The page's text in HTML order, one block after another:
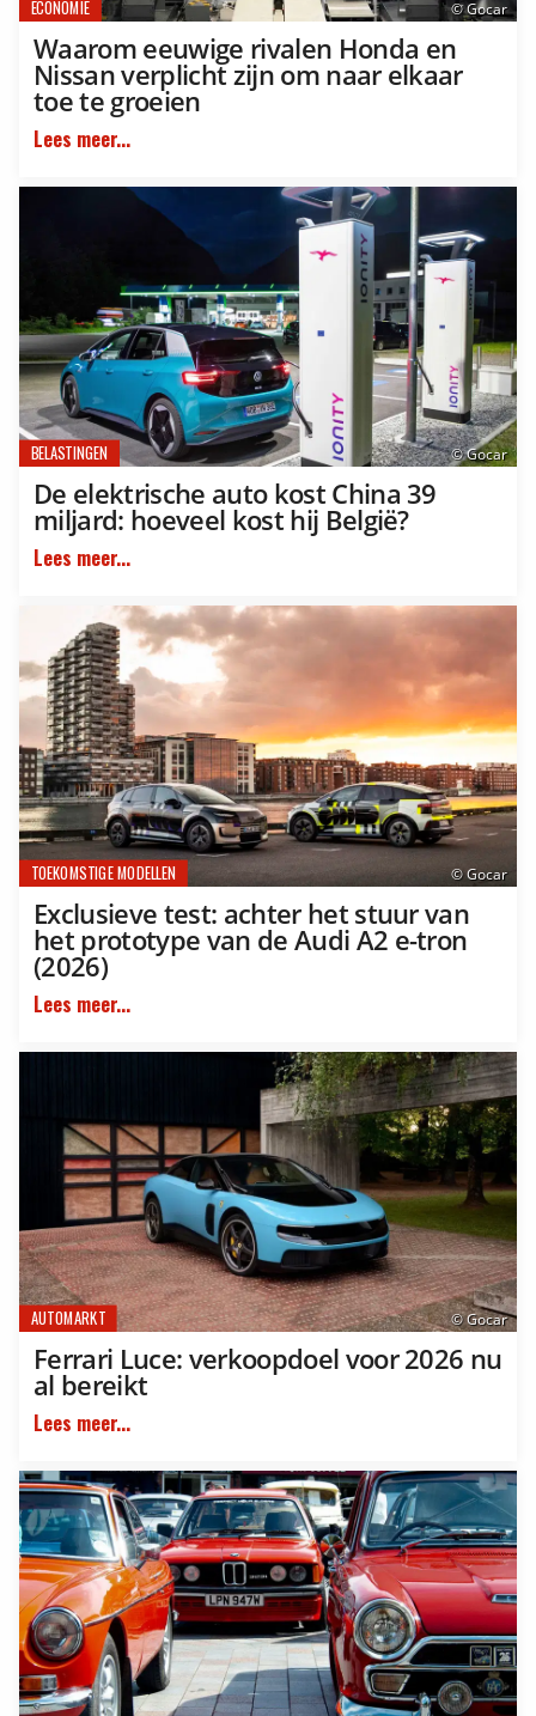
© Gocar
ECONOMIE
Waarom eeuwige rivalen Honda en
Nissan verplicht zijn om naar elkaar
toe te groeien
Lees meer...
© Gocar
BELASTINGEN
De elektrische auto kost China 39
miljard: hoeveel kost hij België?
Lees meer...
© Gocar
TOEKOMSTIGE MODELLEN
Exclusieve test: achter het stuur van
het prototype van de Audi A2 e-tron
(2026)
Lees meer...
© Gocar
AUTOMARKT
Ferrari Luce: verkoopdoel voor 2026 nu
al bereikt
Lees meer...